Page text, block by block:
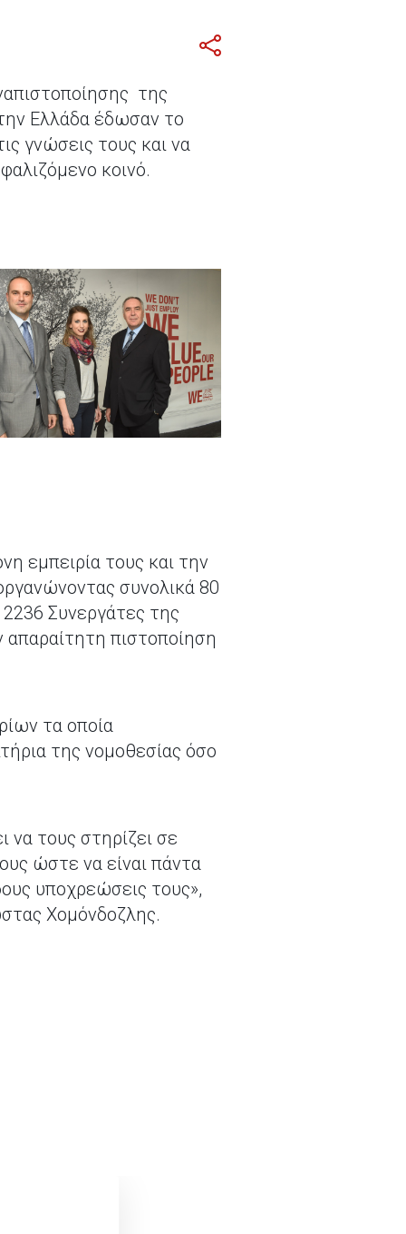
της
Ελλάδα έδωσαν το
γνώσεις τους και να
κοινό.
εμπειρία τους και την
συνολικά 80
2236 Συνεργάτες της
απαραίτητη πιστοποίηση
τα οποία
της νομοθεσίας όσο
να τους στηρίζει σε
ώστε να είναι πάντα
υποχρεώσεις τους»,
Χομόνδοζλης.